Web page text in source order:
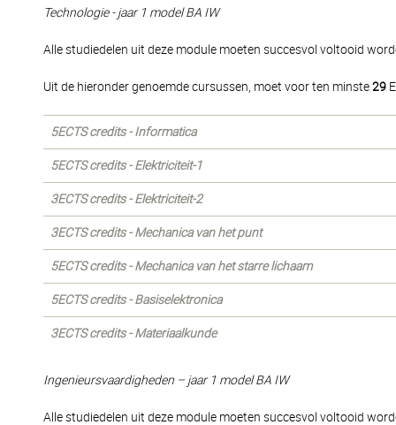
Technologie - jaar 1 model BA IW
Alle studiedelen uit deze module moeten succesvol voltooid
Uit de hieronder genoemde cursussen, moet voor ten minste29
5ECTS credits - Informatica
5ECTS credits - Elektriciteit-1
3ECTS credits - Elektriciteit-2
3ECTS credits - Mechanica van het punt
5ECTS credits - Mechanica van het starre lichaam
5ECTS credits - Basiselektronica
3ECTS credits - Materiaalkunde
Ingenieursvaardigheden – jaar 1 model BA IW
Alle studiedelen uit deze module moeten succesvol voltooid